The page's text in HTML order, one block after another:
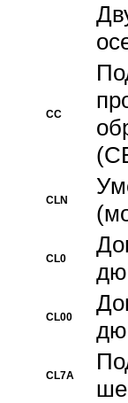
CC
CLN
CL0
CL00
CL7A